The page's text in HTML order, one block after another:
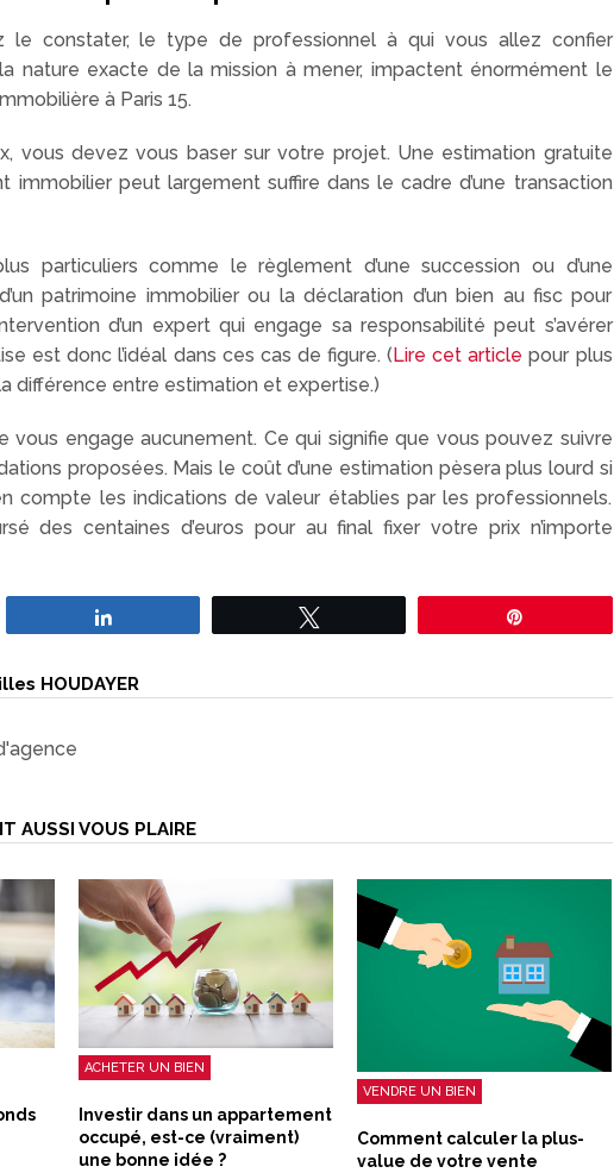
le constater, le type de professionnel à qui vous allez confier
la nature exacte de la mission à mener, impactent énormément le
à Paris 15.
vous devez vous baser sur votre projet. Une estimation gratuite
immobilier peut largement suffire dans le cadre d’une transaction
particuliers comme le règlement d’une succession ou d’une
patrimoine immobilier ou la déclaration d’un bien au fisc pour
d’un expert qui engage sa responsabilité peut s’avérer
est donc l’idéal dans ces cas de figure. (Lire cet article pour plus
différence entre estimation et expertise.)
vous engage aucunement. Ce qui signifie que vous pouvez suivre
proposées. Mais le coût d’une estimation pèsera plus lourd si
compte les indications de valeur établies par les professionnels.
des centaines d’euros pour au final fixer votre prix n’importe
HOUDAYER
AUSSI VOUS PLAIRE
ACHETER UN BIEN
Investir dans un appartement
occupé, est-ce (vraiment)
une bonne idée ?
VENDRE UN BIEN
Comment calculer la plus-
value de votre vente